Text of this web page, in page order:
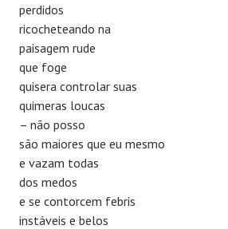
perdidos
ricocheteando na
paisagem rude
que foge
quisera controlar suas
quimeras loucas
– não posso
são maiores que eu mesmo
e vazam todas
dos medos
e se contorcem febris
instáveis e belos